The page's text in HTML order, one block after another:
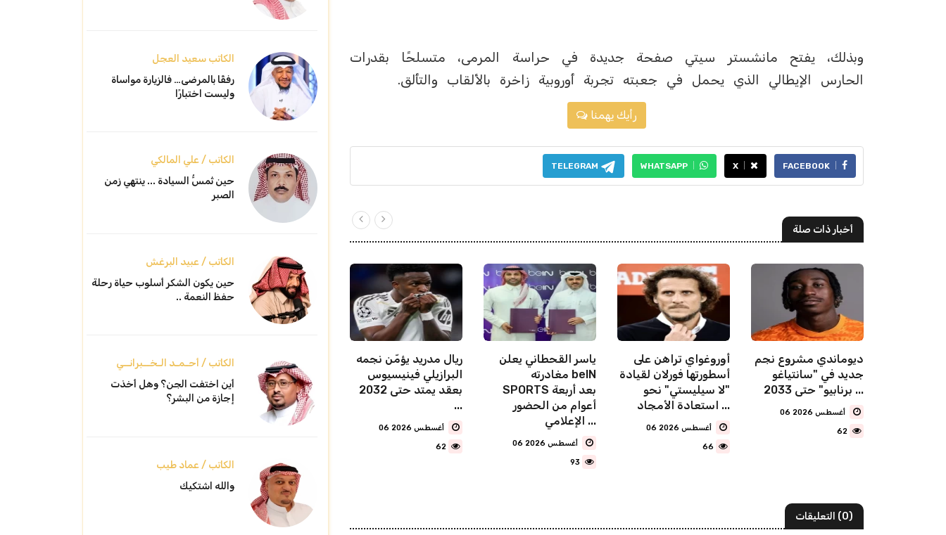
وبذلك، يفتح مانشستر سيتي صفحة جديدة في حراسة المرمى، متسلحًا بقدرات
الحارس الإيطالي الذي يحمل في جعبته تجربة أوروبية زاخرة بالألقاب والتألق.
رأيك يهمنا
FACEBOOK
X
WHATSAPP
TELEGRAM
أخبار ذات صلة
ريال مدريد يؤمّن نجمه
البرازيلي فينيسيوس
بعقد يمتد حتى 2032
...
62
ياسر القحطاني يعلن
مغادرته beIN
SPORTS بعد أربعة
أعوام من الحضور
الإعلامي ...
93
أوروغواي تراهن على
أسطورتها فورلان لقيادة
"لا سيليستي" نحو
استعادة الأمجاد ...
66
ديوماندي مشروع نجم
جديد في "سانتياغو
برنابيو" حتى 2033 ...
62
(0) التعليقات
الكاتب سعيد العجل
رفقًا بالمرضى… فالزيارة مواساة
وليست اختبارًا
الكاتب / علي المالكي
حين تُمسُّ السيادة ... ينتهي زمن
الصبر
الكاتب / عبيد البرغش
حين يكون الشكر أسلوب حياة رحلة
حفظ النعمة ..
الكاتب / أحـمـد الـخــبرانــي
أين اختفت الجن؟ وهل أخذت
إجازة من البشر؟
الكاتب / عماد طيب
والله اشتكيك